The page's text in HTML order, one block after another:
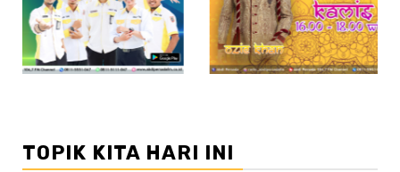
TOPIK KITA HARI INI